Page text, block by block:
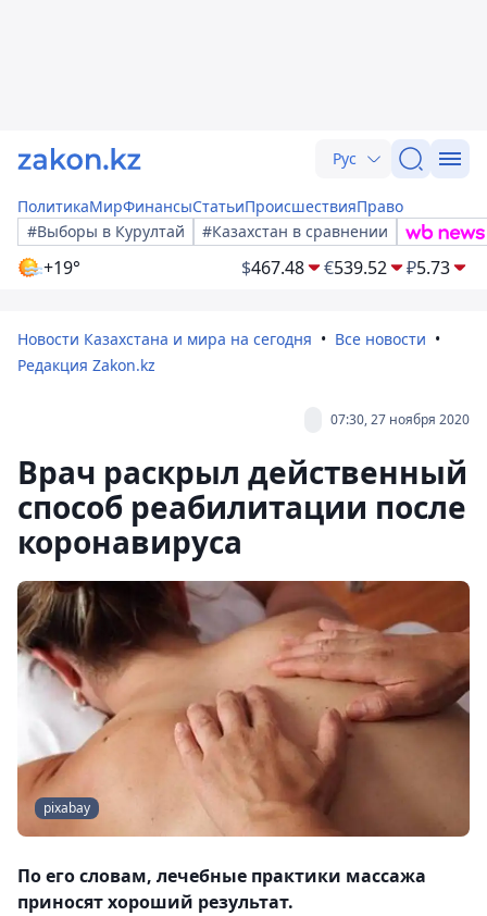
Рус
ПолитикаМирФинансыСтатьиПроисшествияПраво
#Выборы в Курултай
#Казахстан в сравнении
+19° $467.48 €539.52 ₽5.73
Новости Казахстана и мира на сегодня
Все новости
Редакция Zakon.kz
07:30, 27 ноября 2020
Врач раскрыл действенный
способ реабилитации после
коронавируса
pixabay
По его словам, лечебные практики массажа
приносят хороший результат.